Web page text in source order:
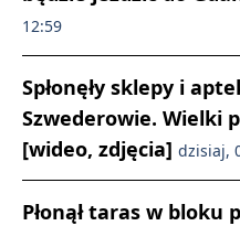
12:59
Spłonęły sklepy i
Szwederowie. Wielki
[wideo, zdjęcia] dzisiaj,
Płonął taras w bloku